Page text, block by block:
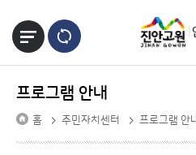
프로그램 안내
홈 주민자치센터 프로그램 안